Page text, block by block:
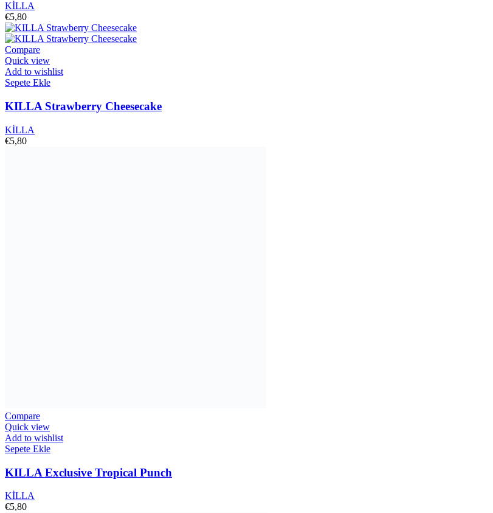
KİLLA
€5,80
Compare
Quick view
Add to wishlist
Sepete Ekle
KILLA Strawberry Cheesecake
KİLLA
€5,80
Compare
Quick view
Add to wishlist
Sepete Ekle
KILLA Exclusive Tropical Punch
KİLLA
€5,80